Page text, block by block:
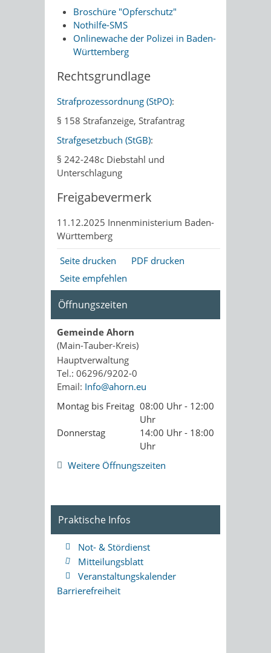
Broschüre "Opferschutz"
Nothilfe-SMS
Onlinewache der Polizei in Baden-
Württemberg
Rechtsgrundlage
Strafprozessordnung (StPO):
§ 158 Strafanzeige, Strafantrag
Strafgesetzbuch (StGB):
§ 242-248c Diebstahl und
Unterschlagung
Freigabevermerk
11.12.2025 Innenministerium Baden-
Württemberg
Seite drucken
PDF drucken
Seite empfehlen
Öffnungszeiten
Gemeinde Ahorn
(Main-Tauber-Kreis)
Hauptverwaltung
Tel.: 06296/9202-0
Email: Info@ahorn.eu
Montag bis Freitag 08:00 Uhr - 12:00
Uhr
Donnerstag
14:00 Uhr - 18:00
Uhr
Weitere Öffnungszeiten
Praktische Infos
Not- & Stördienst
Mitteilungsblatt
Veranstaltungskalender
Barrierefreiheit